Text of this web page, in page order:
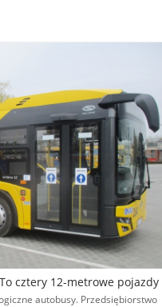
cztery 12-metrowe pojazdy
autobusy. Przedsiębiorstwo